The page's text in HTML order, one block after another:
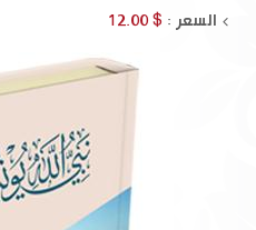
السعر : $ 12.00